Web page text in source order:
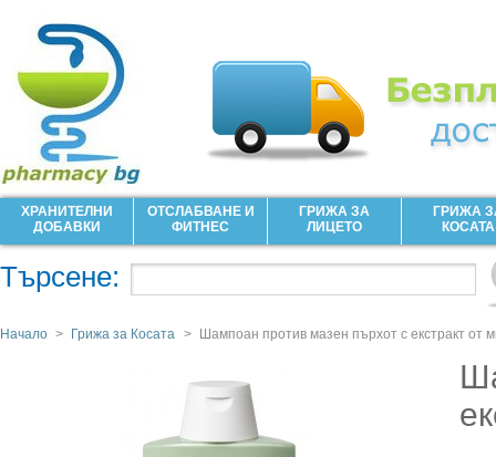
ХРАНИТЕЛНИ
ДОБАВКИ
ОТСЛАБВАНЕ И
ФИТНЕС
ГРИЖА ЗА
ЛИЦЕТО
ГРИЖА
КОСАТА
Търсене:
Начало > Грижа за Косата > Шампоан против мазен пърхот с екстракт от